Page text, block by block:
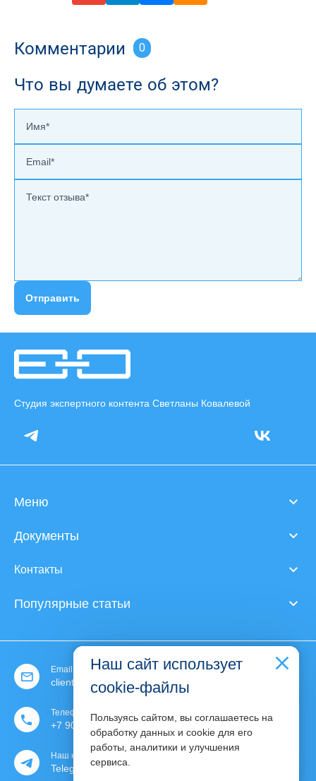
Комментарии 0
Что вы думаете об этом?
Отправить
Студия экспертного контента Светланы Ковалевой
Меню
Документы
Контакты
Популярные статьи
Email:
client@expert-content.ru
Телефон:
+7 903 130 30 76
Наш канал:
Telegram
Наш сайт использует
cookie-файлы
Пользуясь сайтом, вы соглашаетесь на
обработку данных и cookie для его
работы, аналитики и улучшения
сервиса.